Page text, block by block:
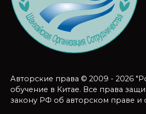
Авторские права © 2009 - 2026
обучение в Китае. Все права
закону РФ об авторском праве и